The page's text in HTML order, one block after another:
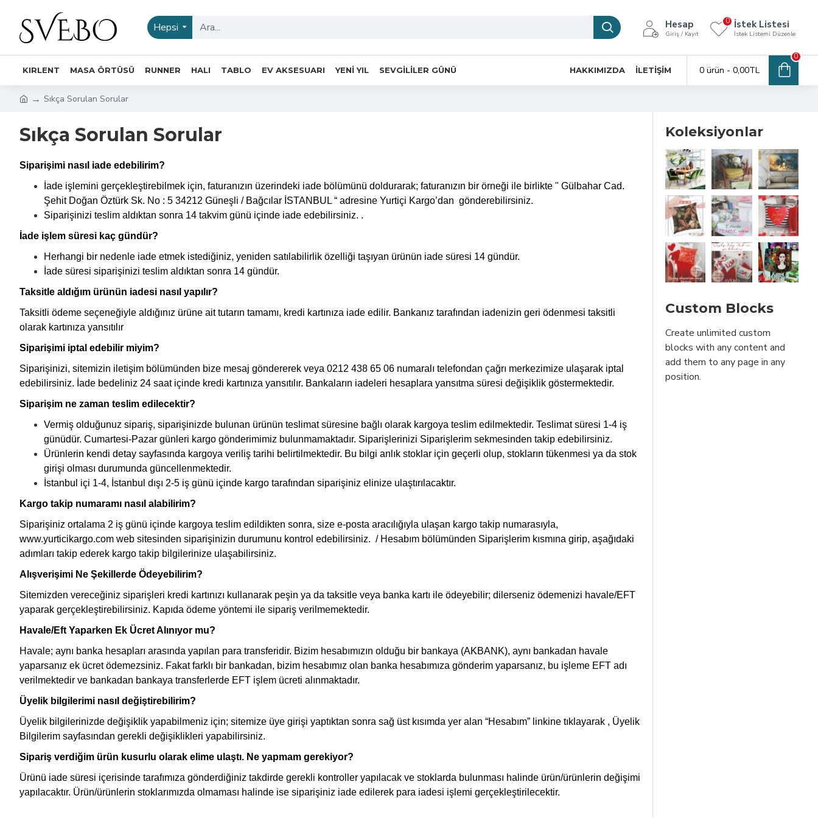
Hepsi Hesap
Giriş / Kayıt
İstek Listesi
İstek Listemi Düzenle
0
KIRLENT MASA ÖRTÜSÜ RUNNER HALI TABLO EV AKSESUARI YENİ YIL SEVGİLİLER GÜNÜ HAKKIMIZDA İLETİŞİM 0 ürün - 0,00TL
0
Sıkça Sorulan Sorular
Sıkça Sorulan Sorular
Siparişimi nasıl iade edebilirim?
İade işlemini gerçekleştirebilmek için, faturanızın üzerindeki iade bölümünü doldurarak; faturanızın bir örneği ile birlikte " Gülbahar Cad.
Şehit Doğan Öztürk Sk. No : 5 34212 Güneşli / Bağcılar İSTANBUL “ adresine Yurtiçi Kargo’dan gönderebilirsiniz.
Siparişinizi teslim aldıktan sonra 14 takvim günü içinde iade edebilirsiniz. .
İade işlem süresi kaç gündür?
Herhangi bir nedenle iade etmek istediğiniz, yeniden satılabilirlik özelliği taşıyan ürünün iade süresi 14 gündür.
İade süresi siparişinizi teslim aldıktan sonra 14 gündür.
Taksitle aldığım ürünün iadesi nasıl yapılır?
Taksitli ödeme seçeneğiyle aldığınız ürüne ait tutarın tamamı, kredi kartınıza iade edilir. Bankanız tarafından iadenizin geri ödenmesi taksitli
olarak kartınıza yansıtılır
Siparişimi iptal edebilir miyim?
Siparişinizi, sitemizin iletişim bölümünden bize mesaj göndererek veya 0212 438 65 06 numaralı telefondan çağrı merkezimize ulaşarak iptal
edebilirsiniz. İade bedeliniz 24 saat içinde kredi kartınıza yansıtılır. Bankaların iadeleri hesaplara yansıtma süresi değişiklik göstermektedir.
Siparişim ne zaman teslim edilecektir?
Vermiş olduğunuz sipariş, siparişinizde bulunan ürünün teslimat süresine bağlı olarak kargoya teslim edilmektedir. Teslimat süresi 1-4 iş
günüdür. Cumartesi-Pazar günleri kargo gönderimimiz bulunmamaktadır. Siparişlerinizi Siparişlerim sekmesinden takip edebilirsiniz.
Ürünlerin kendi detay sayfasında kargoya veriliş tarihi belirtilmektedir. Bu bilgi anlık stoklar için geçerli olup, stokların tükenmesi ya da stok
girişi olması durumunda güncellenmektedir.
İstanbul içi 1-4, İstanbul dışı 2-5 iş günü içinde kargo tarafından siparişiniz elinize ulaştırılacaktır.
Kargo takip numaramı nasıl alabilirim?
Siparişiniz ortalama 2 iş günü içinde kargoya teslim edildikten sonra, size e-posta aracılığıyla ulaşan kargo takip numarasıyla,
www.yurticikargo.com web sitesinden siparişinizin durumunu kontrol edebilirsiniz. / Hesabım bölümünden Siparişlerim kısmına girip, aşağıdaki
adımları takip ederek kargo takip bilgilerinize ulaşabilirsiniz.
Alışverişimi Ne Şekillerde Ödeyebilirim?
Sitemizden vereceğiniz siparişleri kredi kartınızı kullanarak peşin ya da taksitle veya banka kartı ile ödeyebilir; dilerseniz ödemenizi havale/EFT
yaparak gerçekleştirebilirsiniz. Kapıda ödeme yöntemi ile sipariş verilmemektedir.
Havale/Eft Yaparken Ek Ücret Alınıyor mu?
Havale; aynı banka hesapları arasında yapılan para transferidir. Bizim hesabımızın olduğu bir bankaya (AKBANK), aynı bankadan havale
yaparsanız ek ücret ödemezsiniz. Fakat farklı bir bankadan, bizim hesabımız olan banka hesabımıza gönderim yaparsanız, bu işleme EFT adı
verilmektedir ve bankadan bankaya transferlerde EFT işlem ücreti alınmaktadır.
Üyelik bilgilerimi nasıl değiştirebilirim?
Üyelik bilgilerinizde değişiklik yapabilmeniz için; sitemize üye girişi yaptıktan sonra sağ üst kısımda yer alan “Hesabım” linkine tıklayarak , Üyelik
Bilgilerim sayfasından gerekli değişiklikleri yapabilirsiniz.
Sipariş verdiğim ürün kusurlu olarak elime ulaştı. Ne yapmam gerekiyor?
Ürünü iade süresi içerisinde tarafımıza gönderdiğiniz takdirde gerekli kontroller yapılacak ve stoklarda bulunması halinde ürün/ürünlerin değişimi
yapılacaktır. Ürün/ürünlerin stoklarımızda olmaması halinde ise siparişiniz iade edilerek para iadesi işlemi gerçekleştirilecektir.
Koleksiyonlar
Custom Blocks
Create unlimited custom
blocks with any content and
add them to any page in any
position.